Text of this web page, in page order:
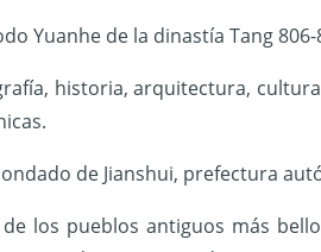
Yuanhe de la dinastía Tang 806-
historia, arquitectura,
de Jianshui, prefectura
los pueblos antiguos más